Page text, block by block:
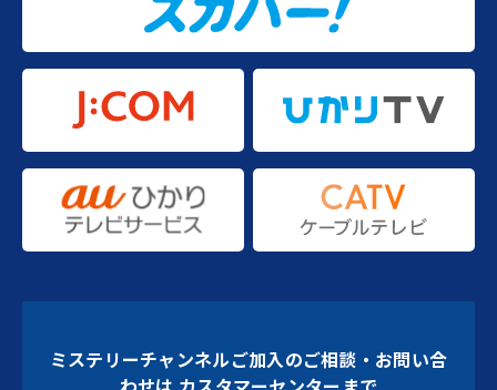
ミステリーチャンネルご加入のご相談・お問い合